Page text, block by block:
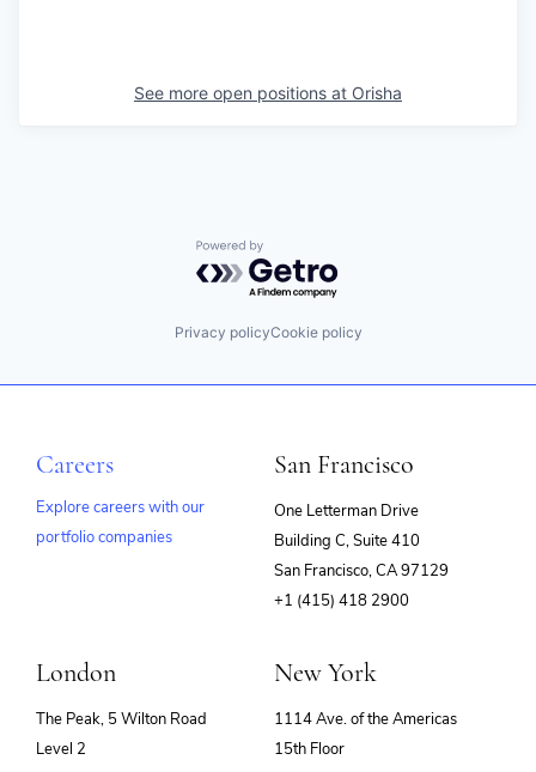
See more open positions at Orisha
Powered by Getro.com
Privacy policyCookie policy
Careers
Explore careers with our
portfolio companies
San Francisco
One Letterman Drive
Building C, Suite 410
San Francisco, CA 97129
+1 (415) 418 2900
London
The Peak, 5 Wilton Road
Level 2
New York
1114 Ave. of the Americas
15th Floor